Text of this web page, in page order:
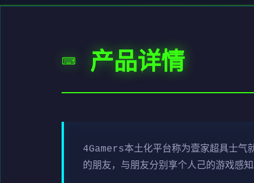
⌨️ 产品详情
4Gamers本土化平台称为壹家超具士气
的朋友，与朋友分别享个人己的游戏感知